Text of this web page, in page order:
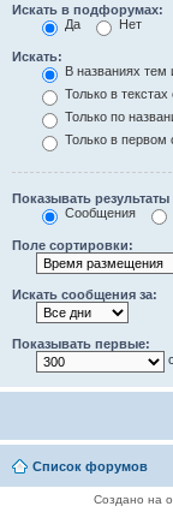
Искать в подфорумах:
Да
Нет
Искать:
В названиях тем
Только в
Только по
Только в
Показывать результаты
Сообщения
Поле сортировки:
Искать сообщения за:
Показывать первые:
Список форумов
Создано на